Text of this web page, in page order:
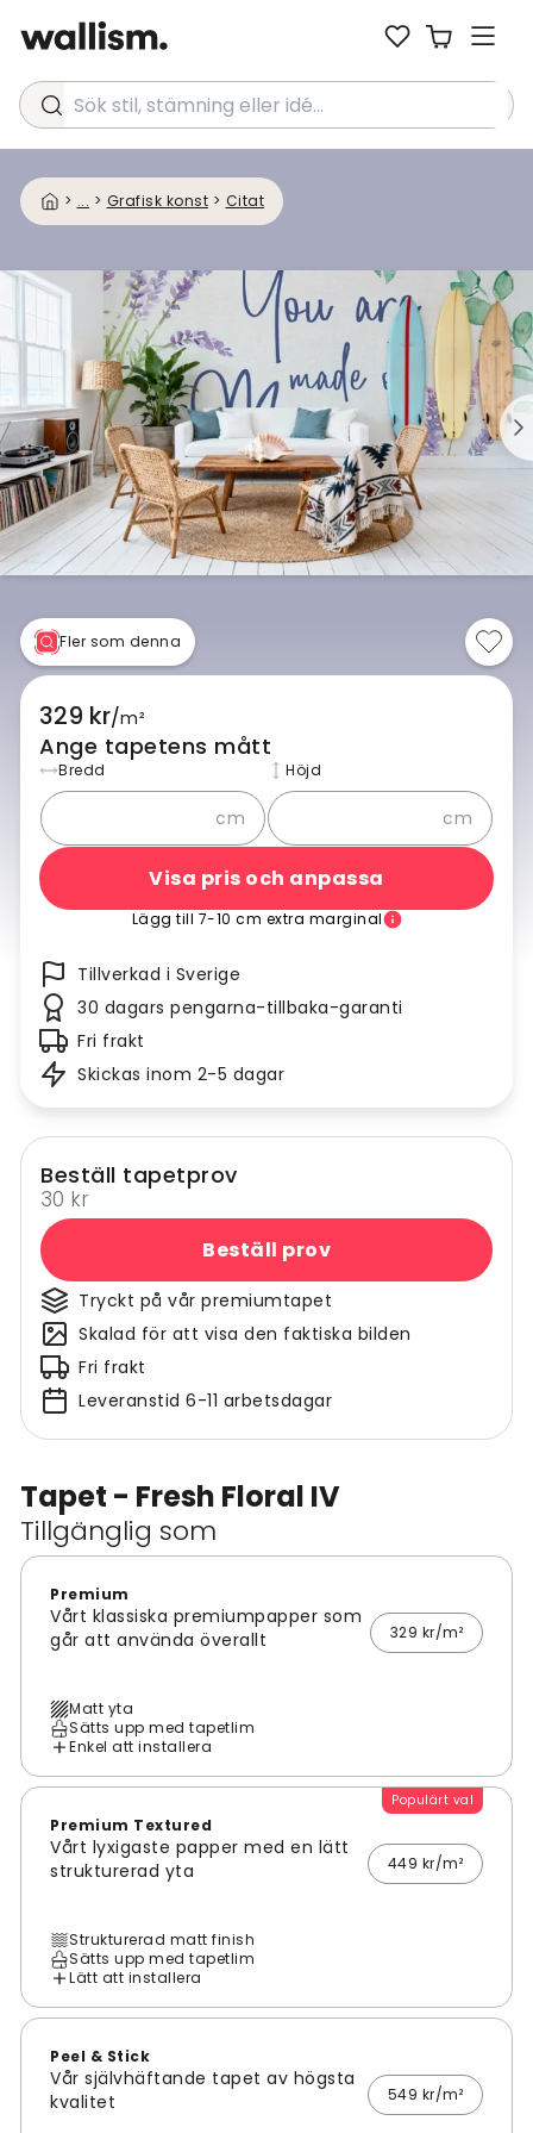
Sök stil, stämning eller idé...
> ... > Grafisk konst > Citat
Tapet - Fresh Floral IV
Tillgänglig som
Premium
Vårt klassiska premiumpapper som
går att använda överallt
329 kr/m²
Matt yta
Sätts upp med tapetlim
Enkel att installera
Populärt val
Premium Textured
Vårt lyxigaste papper med en lätt
strukturerad yta
449 kr/m²
Strukturerad matt finish
Sätts upp med tapetlim
Lätt att installera
Peel & Stick
Vår självhäftande tapet av högsta
kvalitet
549 kr/m²
Fler som denna
329 kr/m²
Ange tapetens mått
Bredd
cm
Höjd
cm
Visa pris och anpassa
Lägg till 7-10 cm extra marginal
Tillverkad i Sverige
30 dagars pengarna-tillbaka-garanti
Fri frakt
Skickas inom 2-5 dagar
Beställ tapetprov
30 kr
Beställ prov
Tryckt på vår premiumtapet
Skalad för att visa den faktiska bilden
Fri frakt
Leveranstid 6-11 arbetsdagar